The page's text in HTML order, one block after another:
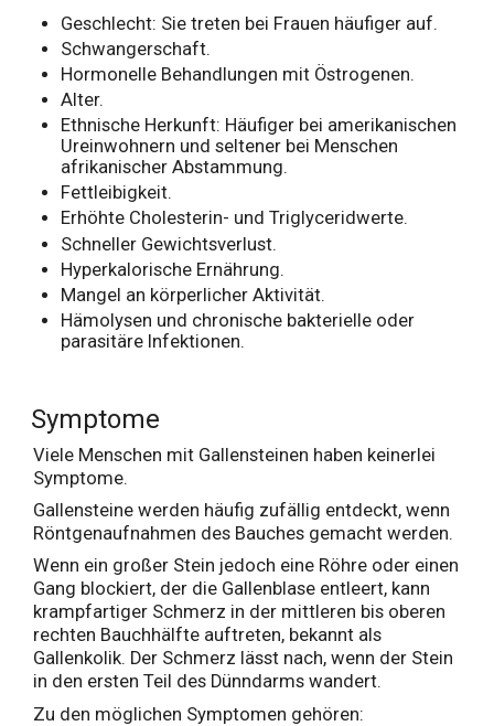
Geschlecht: Sie treten bei Frauen häufiger auf.
Schwangerschaft.
Hormonelle Behandlungen mit Östrogenen.
Alter.
Ethnische Herkunft: Häufiger bei amerikanischen
Ureinwohnern und seltener bei Menschen
afrikanischer Abstammung.
Fettleibigkeit.
Erhöhte Cholesterin- und Triglyceridwerte.
Schneller Gewichtsverlust.
Hyperkalorische Ernährung.
Mangel an körperlicher Aktivität.
Hämolysen und chronische bakterielle oder
parasitäre Infektionen.
Symptome
Viele Menschen mit Gallensteinen haben keinerlei
Symptome.
Gallensteine werden häufig zufällig entdeckt, wenn
Röntgenaufnahmen des Bauches gemacht werden.
Wenn ein großer Stein jedoch eine Röhre oder einen
Gang blockiert, der die Gallenblase entleert, kann
krampfartiger Schmerz in der mittleren bis oberen
rechten Bauchhälfte auftreten, bekannt als
Gallenkolik. Der Schmerz lässt nach, wenn der Stein
in den ersten Teil des Dünndarms wandert.
Zu den möglichen Symptomen gehören: